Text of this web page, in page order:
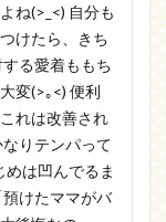
ね(>_<) 自分も
けたら、きち
る愛着ももち
変(>｡<) 便利
れは改善され
りテンパって
めは凹んでるま
けたママがバ